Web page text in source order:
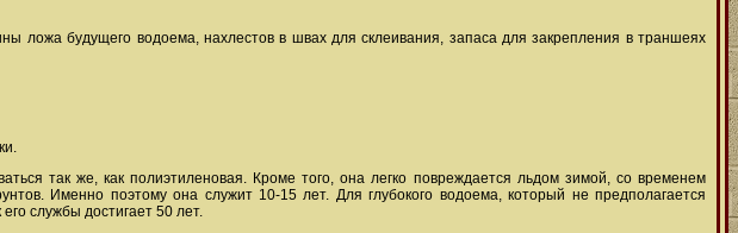
ложа будущего водоема, нахлестов в швах для склеивания, запаса для закрепления в траншеях
так же, как полиэтиленовая. Кроме того, она легко повреждается льдом зимой, со временем
Именно поэтому она служит 10-15 лет. Для глубокого водоема, который не предполагается
службы достигает 50 лет.